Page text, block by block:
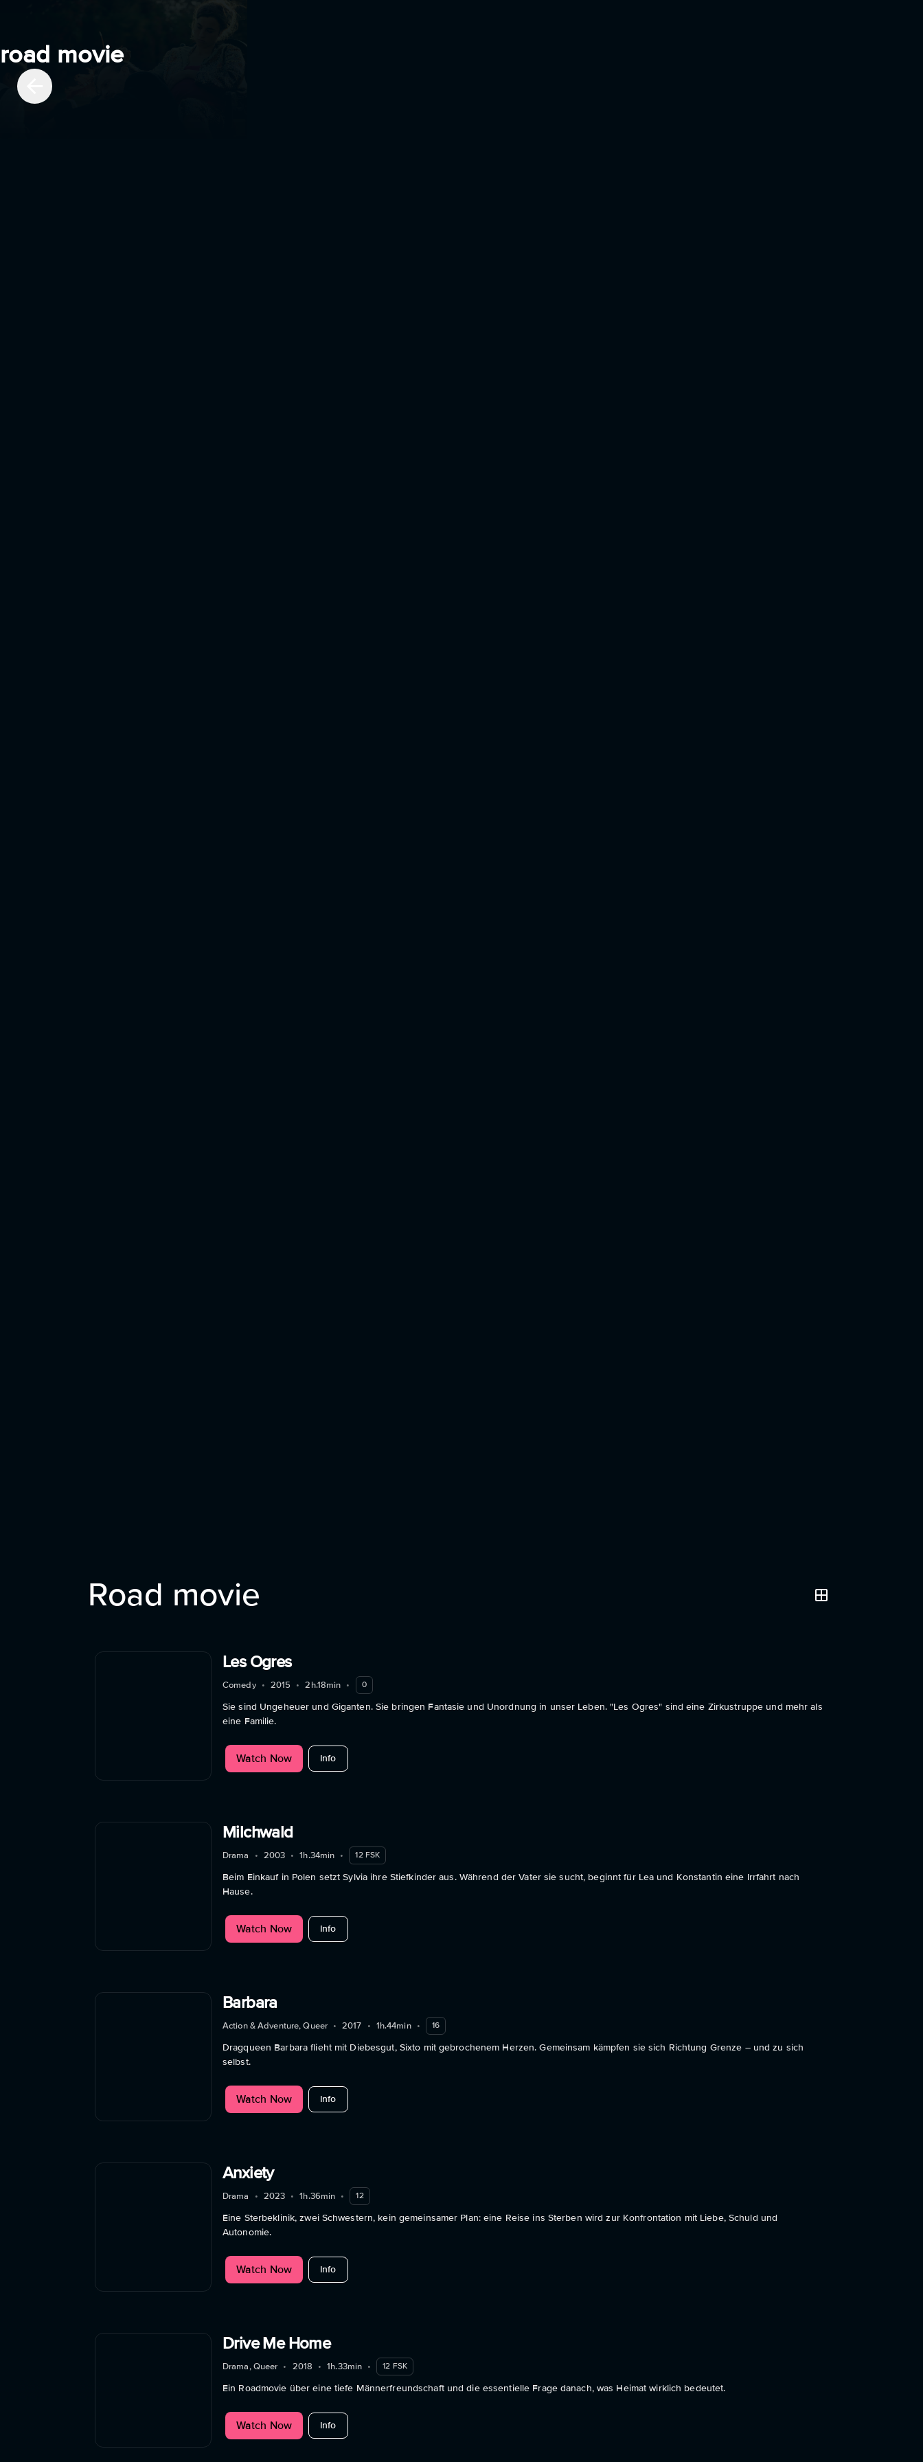
road movie
Road movie
Les Ogres
Comedy • 2015 • 2h.18min • 0
Sie sind Ungeheuer und Giganten. Sie bringen Fantasie und Unordnung in unser Leben. "Les Ogres" sind eine Zirkustruppe und mehr als
eine Familie.
Watch Now Infoabout Les Ogres
Milchwald
Drama • 2003 • 1h.34min • 12 FSK
Beim Einkauf in Polen setzt Sylvia ihre Stiefkinder aus. Während der Vater sie sucht, beginnt für Lea und Konstantin eine Irrfahrt nach
Hause.
Watch Now Infoabout Milchwald
Barbara
Action & Adventure, Queer • 2017 • 1h.44min • 16
Dragqueen Barbara flieht mit Diebesgut, Sixto mit gebrochenem Herzen. Gemeinsam kämpfen sie sich Richtung Grenze – und zu sich
selbst.
Watch Now Infoabout Barbara
Anxiety
Drama • 2023 • 1h.36min • 12
Eine Sterbeklinik, zwei Schwestern, kein gemeinsamer Plan: eine Reise ins Sterben wird zur Konfrontation mit Liebe, Schuld und
Autonomie.
Watch Now Infoabout Anxiety
Drive Me Home
Drama, Queer • 2018 • 1h.33min • 12 FSK
Ein Roadmovie über eine tiefe Männerfreundschaft und die essentielle Frage danach, was Heimat wirklich bedeutet.
Watch Now Infoabout Drive Me Home